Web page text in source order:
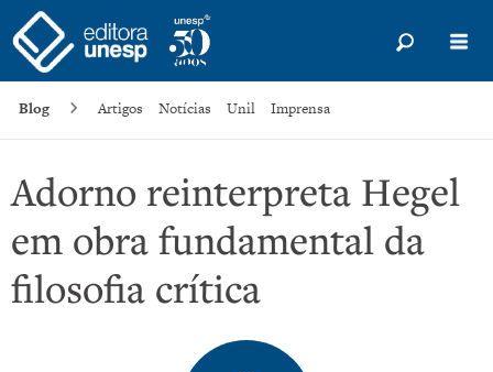
Blog Artigos Notícias Unil Imprensa
Adorno reinterpreta Hegel
em obra fundamental da
filosofia crítica